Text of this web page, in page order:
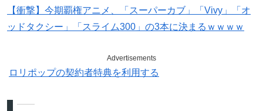
【衝撃】今期覇権アニメ、「スーパーカブ」「Vivy」「オ
ッドタクシー」「スライム300」の3本に決まるｗｗｗｗ
Advertisements
ロリポップの契約者特典を利用する